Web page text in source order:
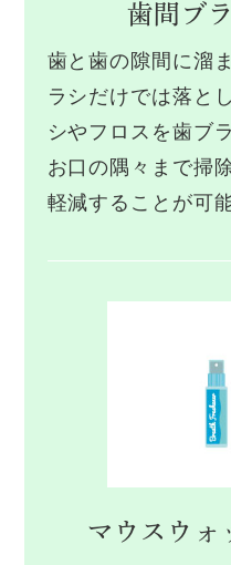
歯間ブ
歯と歯の隙間に溜
ラシだけでは落と
シやフロスを歯ブ
お口の隅々まで掃
軽減することが可
マウスウォ